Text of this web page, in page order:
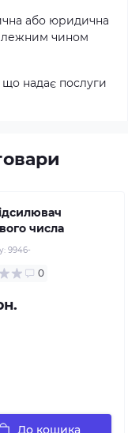
або юридична
чином
що надає послуги
числа
9946-
0
До кошика